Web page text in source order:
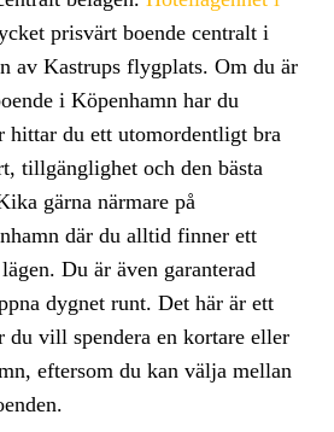
prisvärt boende centralt i
av Kastrups flygplats. Om du är
i Köpenhamn har du
du ett utomordentligt bra
tillgänglighet och den bästa
gärna närmare på
där du alltid finner ett
Du är även garanterad
dygnet runt. Det här är ett
du vill spendera en kortare eller
eftersom du kan välja mellan